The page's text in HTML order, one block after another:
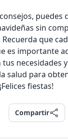
puedes
sin
que
es importante
tus necesidades
salud para
fiestas!
Compartir
Compartir